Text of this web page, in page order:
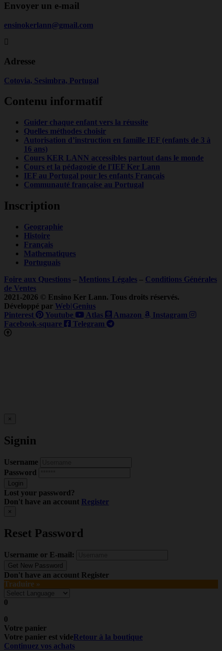
Envoyer un e-mail
ensinokerlann@gmail.com
Adresse
Cotovia, Sesimbra, Portugal
Contenu informatif
Guider chaque enfant vers la réussite
Quelles méthodes choisir
Autorisation d’instruction en famille IEF (enfants de 3 à
16 ans)
Cours KER LANN accessibles partout dans le monde
Cours et la pédagogie de l'IEF Ker Lann
IEF au Portugal pour les enfants Français
Communauté française au Portugal
Inscription
Geographie
Histoire
Français
Mathematiques
Portuguais
Foire aux Questions – Mentions Légales – Conditions Générales
de Ventes
2021-2026 © Ensino Ker Lann. Tous droits réservés.
Développé par Web|Genius
Pinterest
Youtube Atlas Amazon
Instagram
Facebook-square
Telegram
×
Signin
Username
Password
Lost your password?
Don't have an account Register
×
Reset Password
Username or E-mail:
Don't have an account Register
Traduire »
0
0
Votre panier
Votre panier est videRetour à la boutique
Continuez vos achats